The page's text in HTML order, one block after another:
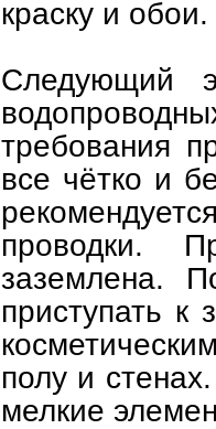
краску и обои.
Следующий
требования
все чётко и
проводки.
заземлена.
приступать к
полу и
мелкие